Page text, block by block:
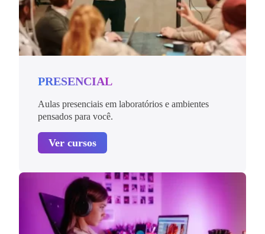
PRESENCIAL
Aulas presenciais em laboratórios e ambientes
pensados para você.
Ver cursos